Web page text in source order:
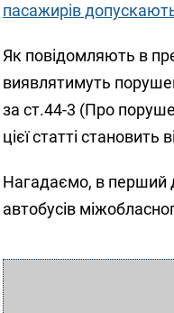
пасажирів
Як повідомляють в
виявлятимуть
за ст.44-3 (Про
цієї статті
Нагадаємо, в перший
автобусів